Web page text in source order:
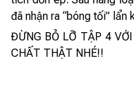
đã nhận ra “bóng tối”
ĐỪNG BỎ LỠ TẬP 4
CHẤT THẬT NHÉ!!